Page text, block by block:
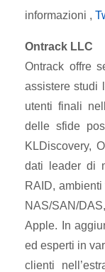
informazioni ,
Ontrack LLC
Ontrack offre
assistere studi
utenti finali
delle sfide
KLDiscovery,
dati leader di
RAID,
NAS/SAN/
Apple. In
ed esperti in
clienti